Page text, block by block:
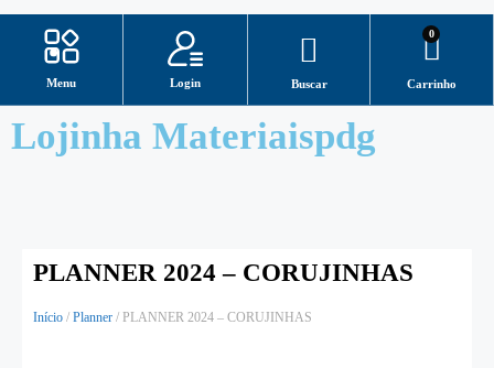
Menu Login Buscar
0
Carrinho
Lojinha Materiaispdg
PLANNER 2024 – CORUJINHAS
Início / Planner / PLANNER 2024 – CORUJINHAS